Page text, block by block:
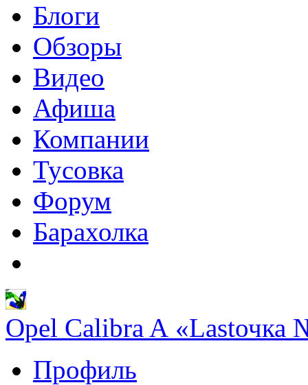
Блоги
Обзоры
Видео
Афиша
Компании
Тусовка
Форум
Барахолка
Opel Calibra A «Lastочка
Профиль